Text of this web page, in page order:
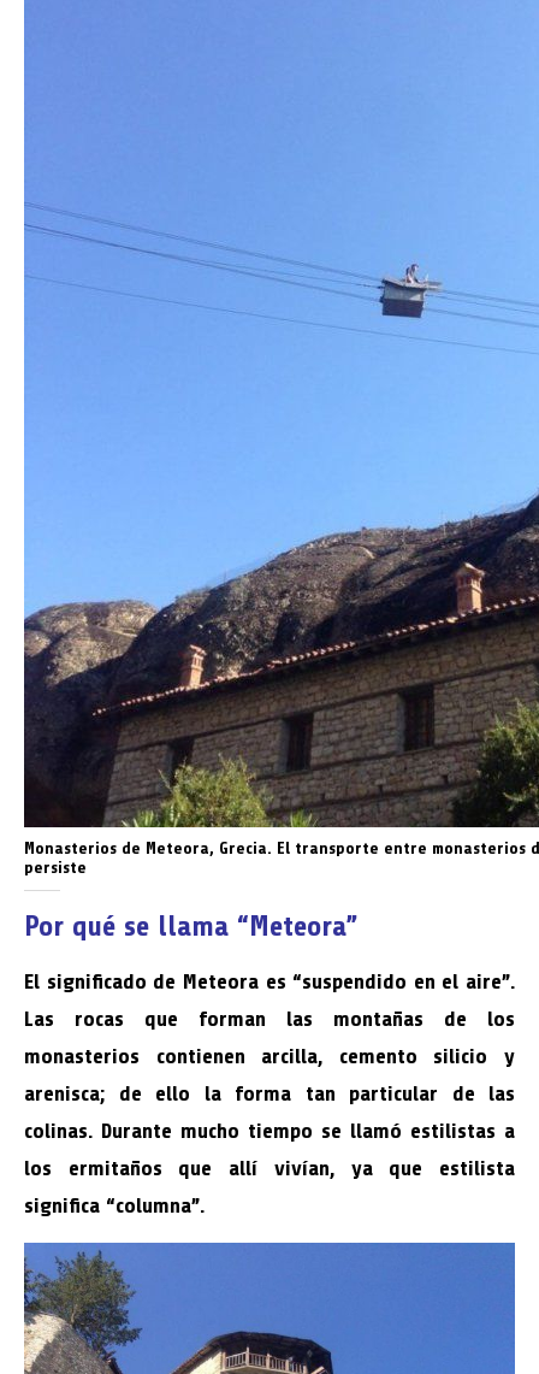
Monasterios de Meteora, Grecia. El transporte entre monasterios
persiste
Por qué se llama “Meteora”
El significado de Meteora es “suspendido en el aire”.
Las rocas que forman las montañas de los
monasterios contienen arcilla, cemento silicio y
arenisca; de ello la forma tan particular de las
colinas. Durante mucho tiempo se llamó estilistas a
los ermitaños que allí vivían, ya que estilista
significa “columna”.